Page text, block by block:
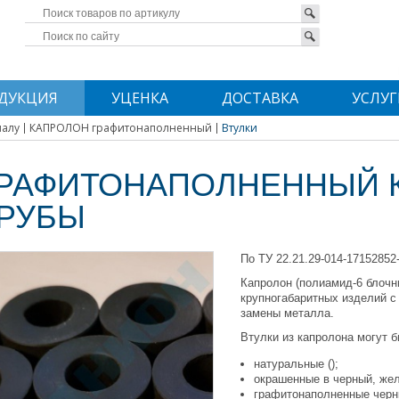
УЦЕНКА ДОСТАВКА
КАПРОЛОН графитонаполненный Втулки
По ТУ 22.21.29-014-
Капролон (полиамид-6
крупногабаритных изделий
замены металла.
Втулки из капролона
натуральные ();
окрашенные в черный,
графитонаполненные